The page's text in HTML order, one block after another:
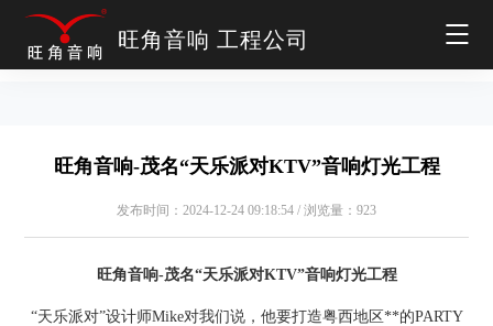
旺角音响 工程公司
旺角音响-茂名“天乐派对KTV”音响灯光工程
发布时间：2024-12-24 09:18:54 / 浏览量：923
旺角音响-茂名“天乐派对KTV”音响灯光工程
“天乐派对”设计师Mike对我们说，他要打造粤西地区**的PARTY